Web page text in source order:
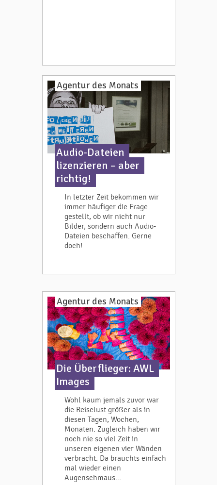
Agentur des Monats
Audio-Dateien
lizenzieren – aber
richtig!
In letzter Zeit bekommen wir
immer häufiger die Frage
gestellt, ob wir nicht nur
Bilder, sondern auch Audio-
Dateien beschaffen. Gerne
doch!
Agentur des Monats
Die Überflieger: AWL
Images
Wohl kaum jemals zuvor war
die Reiselust größer als in
diesen Tagen, Wochen,
Monaten. Zugleich haben wir
noch nie so viel Zeit in
unseren eigenen vier Wänden
verbracht. Da brauchts einfach
mal wieder einen
Augenschmaus...